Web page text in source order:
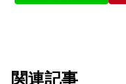
関連記事